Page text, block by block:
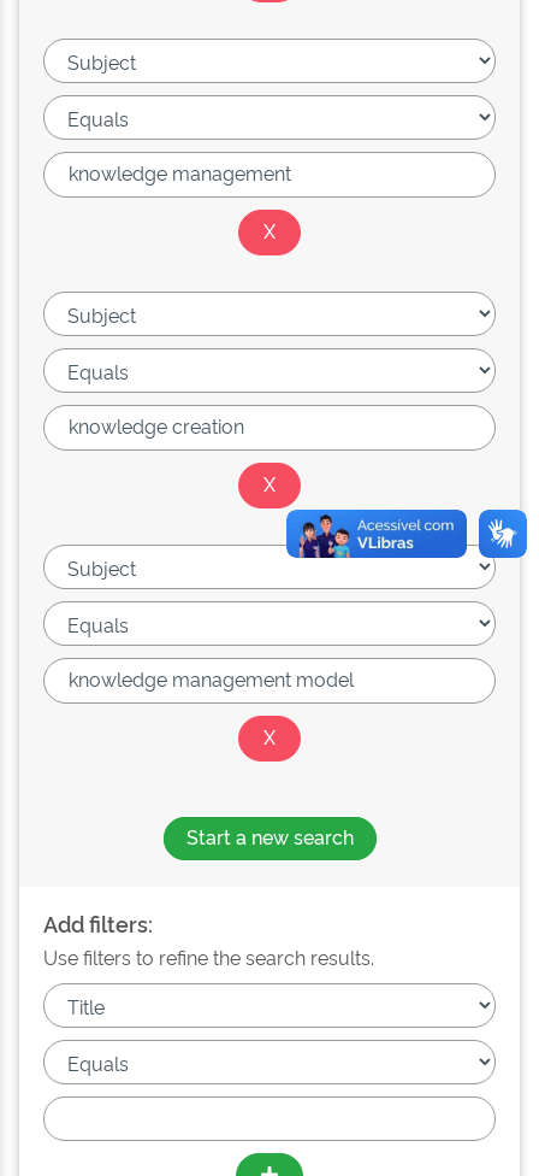
Start a new search
Add filters:
Use filters to refine the search results.